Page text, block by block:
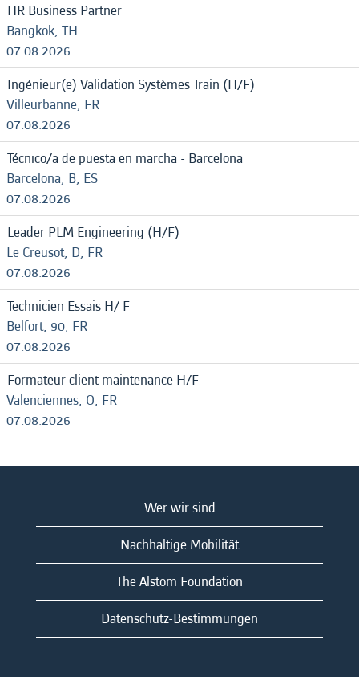
HR Business Partner
Bangkok, TH
07.08.2026
Ingénieur(e) Validation Systèmes Train (H/F)
Villeurbanne, FR
07.08.2026
Técnico/a de puesta en marcha - Barcelona
Barcelona, B, ES
07.08.2026
Leader PLM Engineering (H/F)
Le Creusot, D, FR
07.08.2026
Technicien Essais H/ F
Belfort, 90, FR
07.08.2026
Formateur client maintenance H/F
Valenciennes, O, FR
07.08.2026
Wer wir sind
Nachhaltige Mobilität
The Alstom Foundation
Datenschutz-Bestimmungen